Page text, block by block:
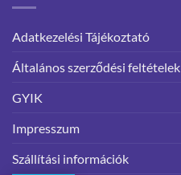
Adatkezelési Tájékoztató
Általános szerződési feltételek
GYIK
Impresszum
Szállítási információk